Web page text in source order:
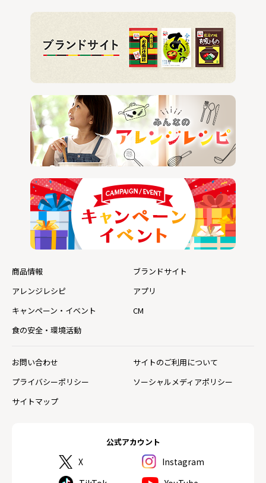
公式アカウント
X
Instagram
商品情報
ブランドサイト
アレンジレシピ
アプリ
キャンペーン・イベント
CM
食の安全・環境活動
お問い合わせ
サイトのご利用について
プライバシーポリシー
ソーシャルメディアポリシー
サイトマップ